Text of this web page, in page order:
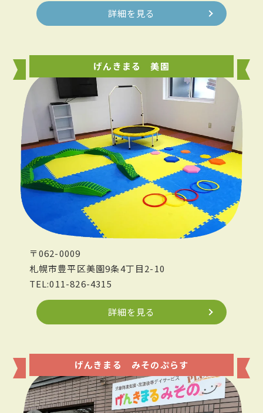
詳細を見る
げんきまる 美園
〒062-0009
札幌市豊平区美園9条4丁目2-10
TEL:011-826-4315
詳細を見る
げんきまる みそのぷらす